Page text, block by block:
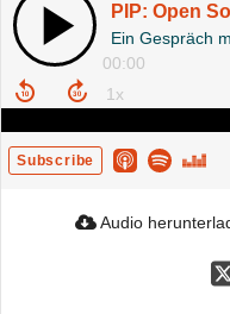
Ein Gespräch
00:00
Subscribe
Audio